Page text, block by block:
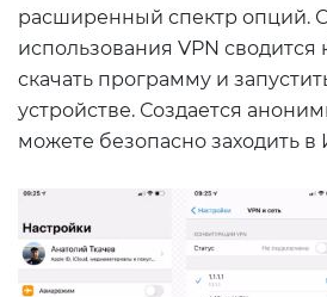
расширенный спектр опций.
использования VPN сводится
скачать программу и
устройстве. Создается
можете безопасно заходить в